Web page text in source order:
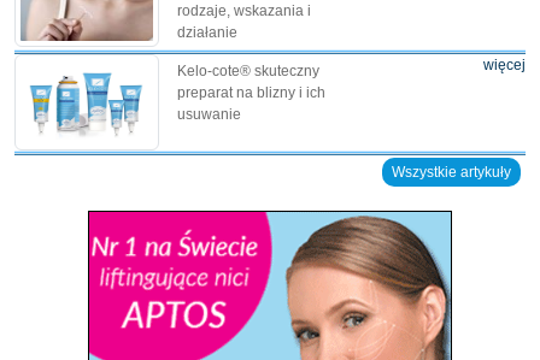
rodzaje, wskazania i
działanie
Kelo-cote® skuteczny
preparat na blizny i ich
usuwanie
więcej
Wszystkie artykuły